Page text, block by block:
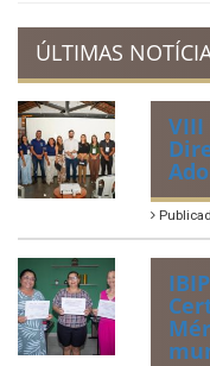
ÚLTIMAS
VIII